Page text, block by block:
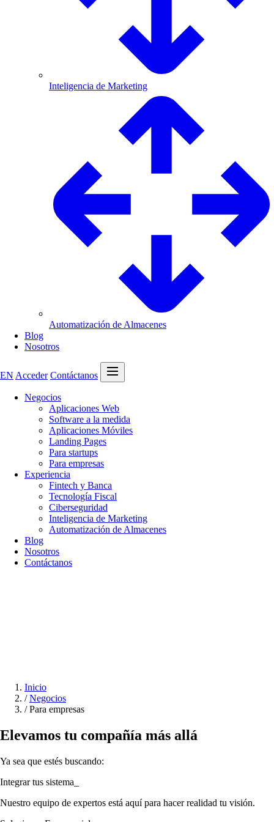
Inteligencia de Marketing
Automatización de Almacenes
Blog
Nosotros
EN Acceder Contáctanos
Abrir menú
Negocios
Aplicaciones Web
Software a la medida
Aplicaciones Móviles
Landing Pages
Para startups
Para empresas
Experiencia
Fintech y Banca
Tecnología Fiscal
Ciberseguridad
Inteligencia de Marketing
Automatización de Almacenes
Blog
Nosotros
Contáctanos
Inicio
/ Negocios
/ Para empresas
Elevamos tu compañía más allá
Ya sea que estés buscando:
_
Nuestro equipo de expertos está aquí para hacer realidad tu visión.